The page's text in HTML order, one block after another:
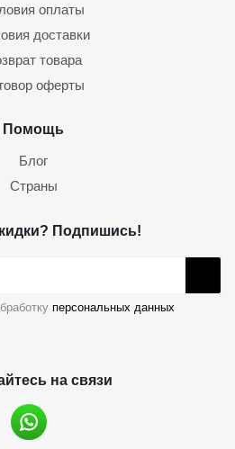
оплаты
доставки
товара
оферты
Помощь
Блог
Страны
Подпишись!
персональных данных
на связи